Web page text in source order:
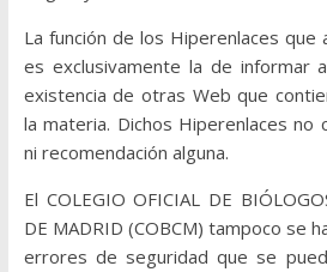
La función de los Hiperenlaces que
es exclusivamente la de informar
existencia de otras Web que
la materia. Dichos Hiperenlaces no
ni recomendación alguna.
El COLEGIO OFICIAL DE
DE MADRID (COBCM) tampoco se
errores de seguridad que se